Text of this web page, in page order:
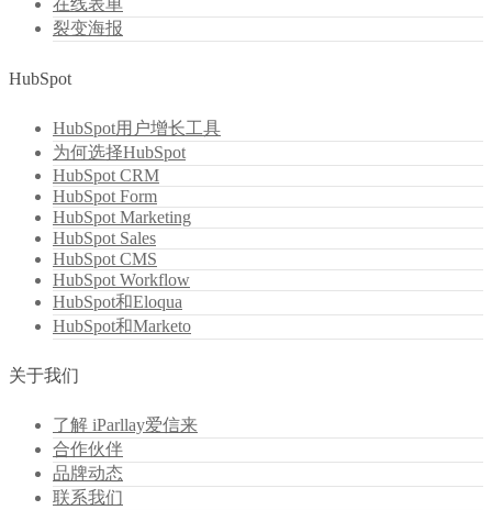
在线表单
裂变海报
HubSpot
HubSpot用户增长工具
为何选择HubSpot
HubSpot CRM
HubSpot Form
HubSpot Marketing
HubSpot Sales
HubSpot CMS
HubSpot Workflow
HubSpot和Eloqua
HubSpot和Marketo
关于我们
了解 iParllay爱信来
合作伙伴
品牌动态
联系我们